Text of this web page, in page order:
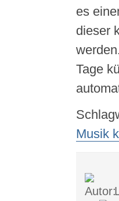
es
dieser
Tage
Musik